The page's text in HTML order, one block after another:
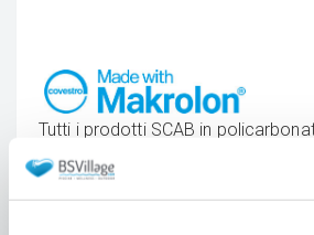
Tutti i prodotti SCAB in
di Covestro -
MaterialScience.